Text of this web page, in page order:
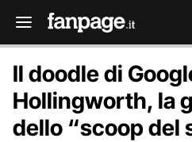
Il doodle di
Hollingworth, la
dello “scoop del